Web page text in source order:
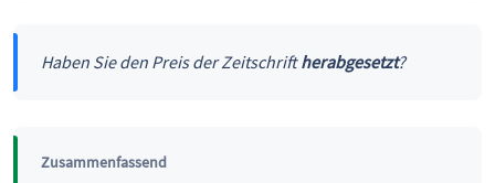
Haben Sie den Preis der Zeitschriftherabgesetzt?
Zusammenfassend